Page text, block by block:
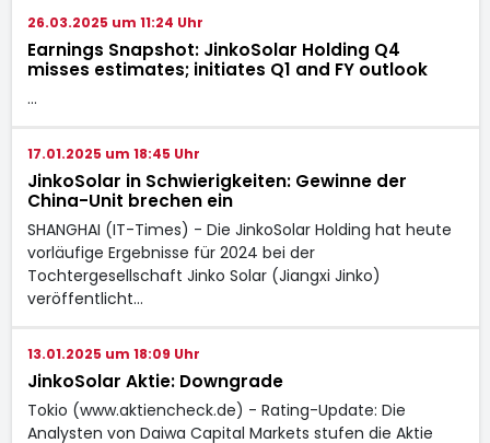
26.03.2025 um 11:24 Uhr
Earnings Snapshot: JinkoSolar Holding Q4
misses estimates; initiates Q1 and FY outlook
…
17.01.2025 um 18:45 Uhr
JinkoSolar in Schwierigkeiten: Gewinne der
China-Unit brechen ein
SHANGHAI (IT-Times) - Die JinkoSolar Holding hat heute
vorläufige Ergebnisse für 2024 bei der
Tochtergesellschaft Jinko Solar (Jiangxi Jinko)
veröffentlicht…
13.01.2025 um 18:09 Uhr
JinkoSolar Aktie: Downgrade
Tokio (www.aktiencheck.de) - Rating-Update: Die
Analysten von Daiwa Capital Markets stufen die Aktie